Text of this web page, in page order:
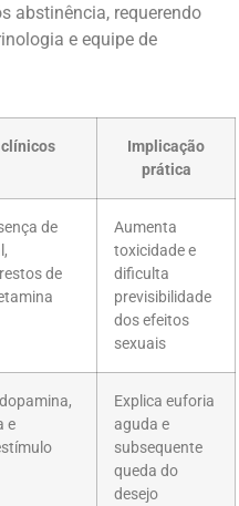
abstinência, requerendo
e equipe de
Implicação
prática
de
de
Aumenta
toxicidade e
dificulta
previsibilidade
dos efeitos
sexuais
e
Explica euforia
aguda e
subsequente
queda do
desejo